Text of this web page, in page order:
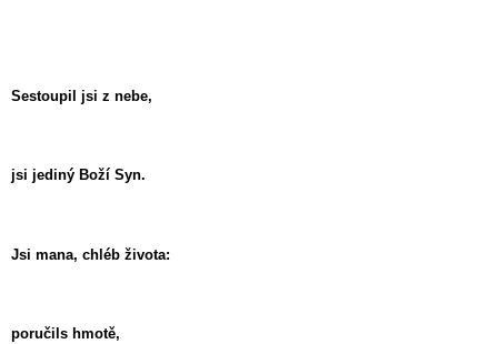
Sestoupil jsi z nebe,
jsi jediný Boží Syn.
Jsi mana, chléb života:
poručils hmotě,